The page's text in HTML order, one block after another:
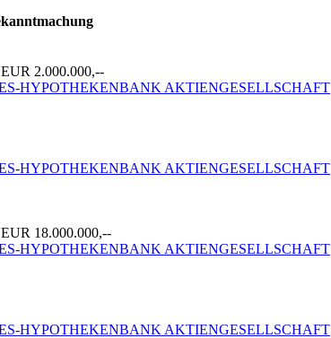
2.000.000,--
HYPOTHEKENBANK AKTIENGESELLSCHAFT
HYPOTHEKENBANK AKTIENGESELLSCHAFT
18.000.000,--
HYPOTHEKENBANK AKTIENGESELLSCHAFT
HYPOTHEKENBANK AKTIENGESELLSCHAFT